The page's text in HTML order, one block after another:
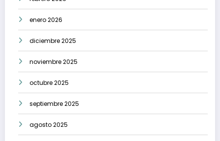
enero 2026
diciembre 2025
noviembre 2025
octubre 2025
septiembre 2025
agosto 2025